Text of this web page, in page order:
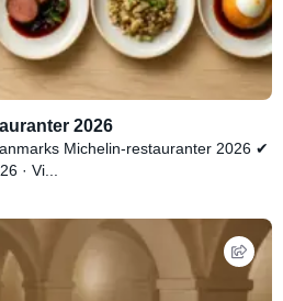
2026
Michelin-restauranter 2026 ✔
· Vi...